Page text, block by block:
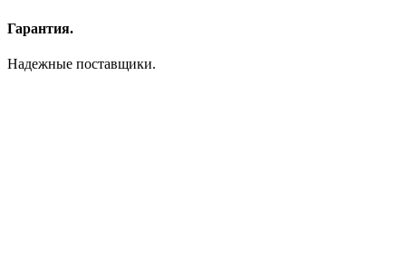
Гарантия.
Надежные поставщики.